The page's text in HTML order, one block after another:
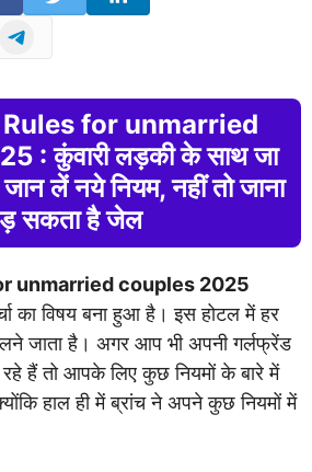
Rules for unmarried
: कुंवारी लड़की के साथ जा
लें नये नियम, नहीं तो जाना
सकता है जेल
unmarried couples 2025
का विषय बना हुआ है। इस होटल में हर
जाता है। अगर आप भी अपनी गर्लफ्रेंड
हैं तो आपके लिए कुछ नियमों के बारे में
हाल ही में ब्रांच ने अपने कुछ नियमों में